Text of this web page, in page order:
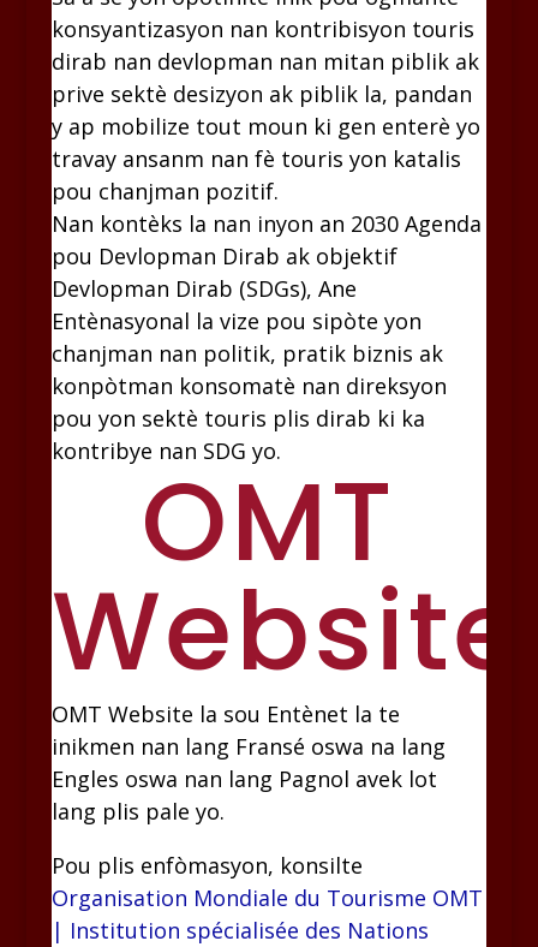
konsyantizasyon nan kontribisyon touris
dirab nan devlopman nan mitan piblik ak
prive sektè desizyon ak piblik la, pandan
y ap mobilize tout moun ki gen enterè yo
travay ansanm nan fè touris yon katalis
pou chanjman pozitif.
Nan kontèks la nan inyon an 2030 Agenda
pou Devlopman Dirab ak objektif
Devlopman Dirab (SDGs), Ane
Entènasyonal la vize pou sipòte yon
chanjman nan politik, pratik biznis ak
konpòtman konsomatè nan direksyon
pou yon sektè touris plis dirab ki ka
kontribye nan SDG yo.
OMT
Website
OMT Website la sou Entènet la te
inikmen nan lang Fransé oswa na lang
Engles oswa nan lang Pagnol avek lot
lang plis pale yo.
Pou plis enfòmasyon, konsilte
Organisation Mondiale du Tourisme OMT
| Institution spécialisée des Nations